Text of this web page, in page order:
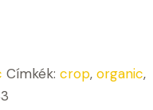
Címkék: crop, organic,